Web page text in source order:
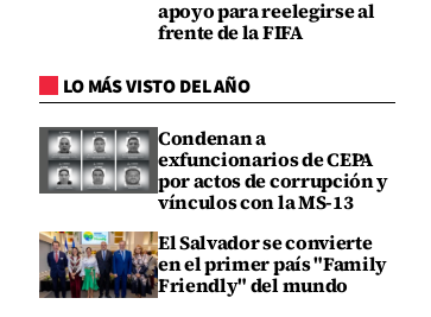
apoyo para reelegirse al
frente de la FIFA
LO MÁS VISTO DEL AÑO
Condenan a
exfuncionarios de CEPA
por actos de corrupción y
vínculos con la MS-13
El Salvador se convierte
en el primer país "Family
Friendly" del mundo